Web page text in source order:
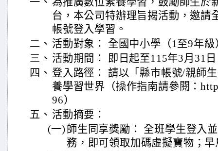
台，本公司特辦理旨揭活動，邀請
帳號登入學習。
二、 活動對象： 全國中小學（1至9年級
三、 活動期間： 即日起至115年3月31
四、 登入路徑： 請以「縣市帳號/親師
養學習世界（操作指南請參閱：
96）
五、 活動摘要：
(一) 師生同享獎勵： 全班學生登入
務，即可領取加碼虛擬寶物；